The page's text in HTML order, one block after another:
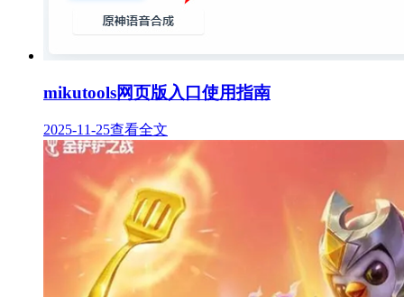
mikutools网页版入口使用指南
2025-11-25查看全文